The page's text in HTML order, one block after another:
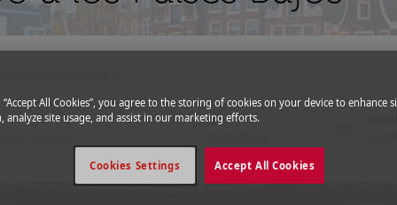
Ida
fc-
“Accept All Cookies”, you agree to the storing of cookies on your device to enhance
analyze site usage, and assist in our marketing efforts.
Accept All Cookies
Cookies Settings